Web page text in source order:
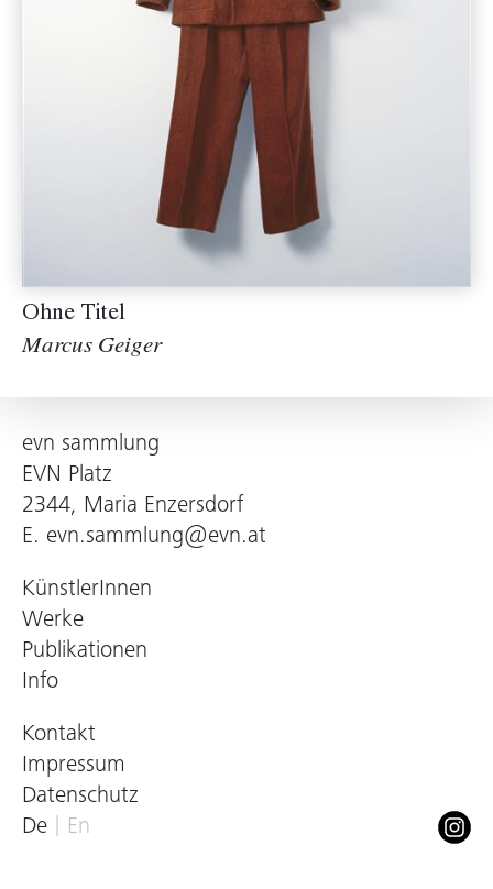
Ohne Titel
Marcus Geiger
evn sammlung
EVN Platz
2344, Maria Enzersdorf
E. evn.sammlung@evn.at
KünstlerInnen
Werke
Publikationen
Info
Kontakt
Impressum
Datenschutz
De
En